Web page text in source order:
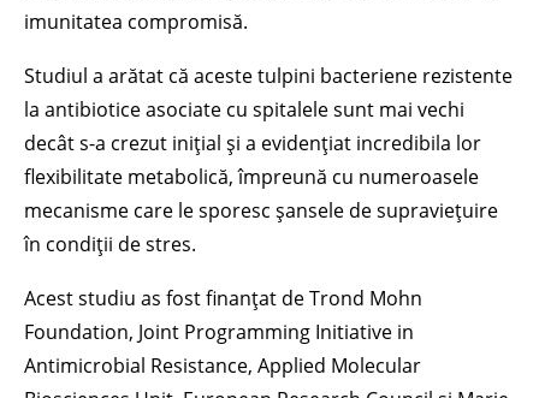
imunitatea compromisă.
Studiul a arătat că aceste tulpini bacteriene rezistente
la antibiotice asociate cu spitalele sunt mai vechi
decât s-a crezut inițial și a evidențiat incredibila lor
flexibilitate metabolică, împreună cu numeroasele
mecanisme care le sporesc șansele de supraviețuire
în condiții de stres.
Acest studiu as fost finanțat de Trond Mohn
Foundation, Joint Programming Initiative in
Antimicrobial Resistance, Applied Molecular